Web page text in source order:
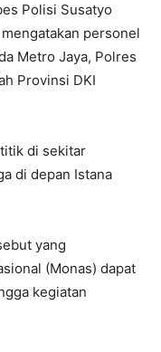
Polisi Susatyo
personel
Metro Jaya, Polres
Provinsi DKI
di sekitar
di depan Istana
yang
(Monas) dapat
kegiatan